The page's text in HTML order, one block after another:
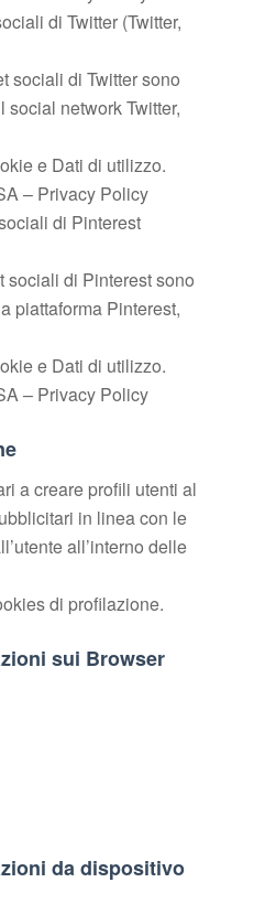
di Twitter (Twitter,
sociali di Twitter sono
network Twitter,
e Dati di utilizzo.
– Privacy Policy
di Pinterest
sociali di Pinterest sono
piattaforma Pinterest,
e Dati di utilizzo.
– Privacy Policy
a creare profili utenti al
in linea con le
all’interno delle
di profilazione.
sui Browser
da dispositivo